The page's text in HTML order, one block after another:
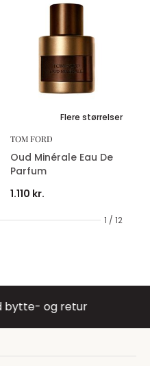
1 / 12
Flere størrelser
TOM FORD
Oud Minérale Eau De
Parfum
1.110 kr.
bytte- og retur